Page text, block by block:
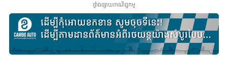
ផ្ទាំងផ្សាយពាណិជ្ជកម្ម